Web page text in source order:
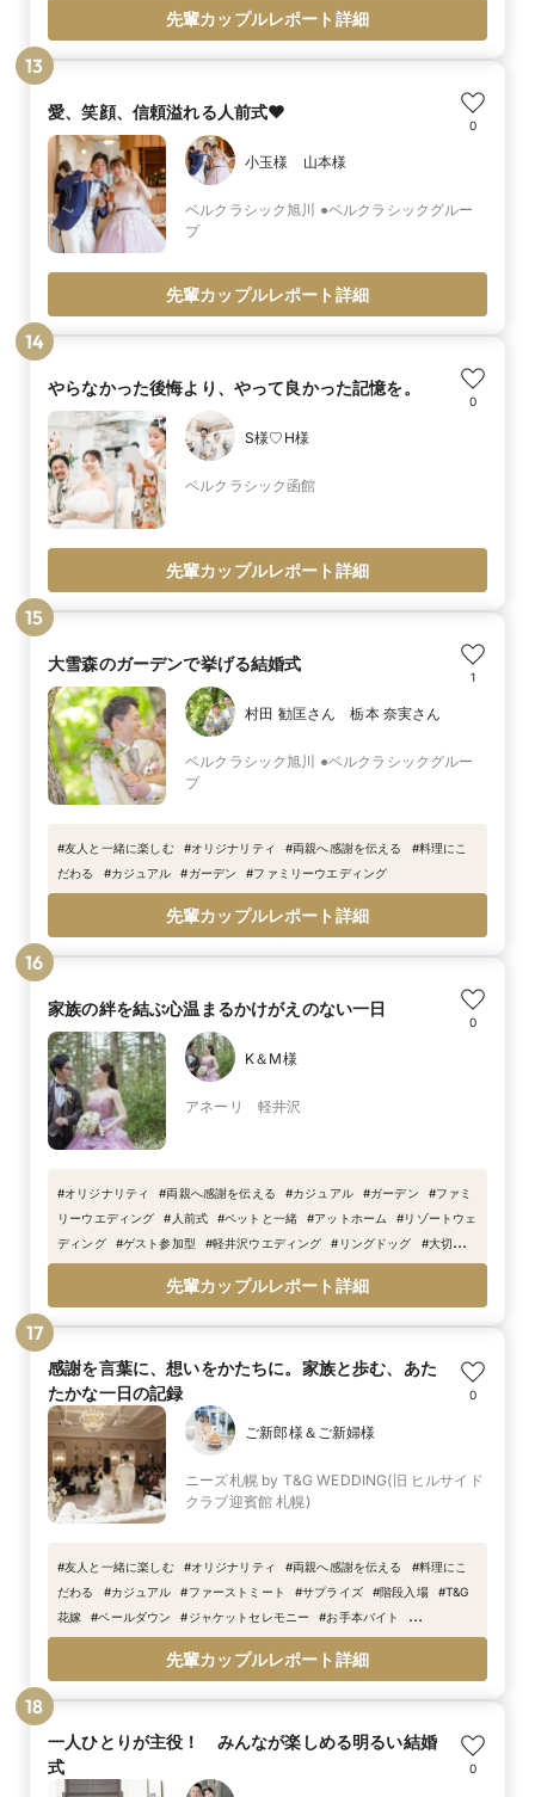
先輩カップルレポート詳細
13
愛、笑顔、信頼溢れる人前式❤
0
小玉様 山本様
ベルクラシック旭川 ●ベルクラシックグルー
プ
先輩カップルレポート詳細
14
やらなかった後悔より、やって良かった記憶を。
0
S様♡H様
ベルクラシック函館
先輩カップルレポート詳細
15
大雪森のガーデンで挙げる結婚式
1
村田 勧匡さん 栃本 奈実さん
ベルクラシック旭川 ●ベルクラシックグルー
プ
#友人と一緒に楽しむ #オリジナリティ #両親へ感謝を伝える #料理にこ
だわる
#カジュアル #ガーデン #ファミリーウエディング
先輩カップルレポート詳細
16
家族の絆を結ぶ心温まるかけがえのない一日
0
K＆M様
アネーリ 軽井沢
#オリジナリティ #両親へ感謝を伝える #カジュアル #ガーデン #ファミ
リーウエディング
# 人前式 #ペットと一緒 #アットホーム #リゾートウェ
ディング
#ゲスト参加型 #軽井沢ウエディング # リングドッグ #大切な家
族
#ゲストと歓談 #春婚
先輩カップルレポート詳細
17
感謝を言葉に、想いをかたちに。家族と歩む、あた
たかな一日の記録
0
ご新郎様＆ご新婦様
ニーズ札幌 by T&G WEDDING(旧 ヒルサイド
クラブ迎賓館 札幌)
#友人と一緒に楽しむ #オリジナリティ #両親へ感謝を伝える #料理にこ
だわる
#カジュアル #ファーストミート #サプライズ #階段入場 #T&G
花嫁
#ベールダウン #ジャケットセレモニー #お手本バイト
#T&G #T&G #WEDDING
先輩カップルレポート詳細
18
一人ひとりが主役！ みんなが楽しめる明るい結婚
式
0